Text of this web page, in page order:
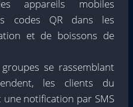
appareils mobiles
codes QR dans les
et de boissons de
se rassemblant
les clients du
notification par SMS